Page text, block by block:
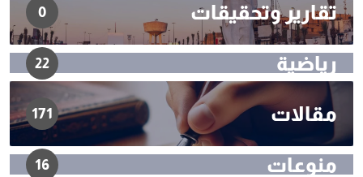
تقارير وتحقيقات 0
رياضية 22
مقالات 171
منوعات 16